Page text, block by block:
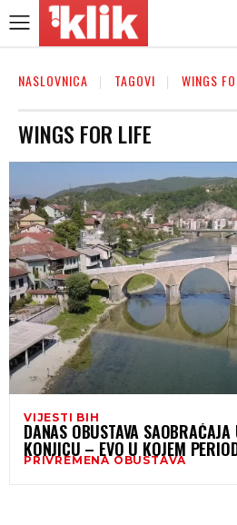
NASLOVNICA TAGOVI WINGS
WINGS FOR LIFE
VIJESTI BIH
DANAS OBUSTAVA
KONJICU – EVO U KOJEM
PRIVREMENA OBUSTAVA